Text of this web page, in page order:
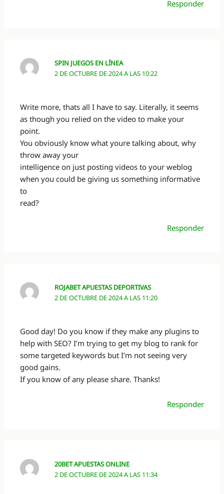
Responder
SPIN JUEGOS EN LÍNEA
2 DE OCTUBRE DE 2024 A LAS 10:22
Write more, thats all I have to say. Literally, it seems
as though you relied on the video to make your
point.
You obviously know what youre talking about, why
throw away your
intelligence on just posting videos to your weblog
when you could be giving us something informative
to
read?
Responder
ROJABET APUESTAS DEPORTIVAS
2 DE OCTUBRE DE 2024 A LAS 11:20
Good day! Do you know if they make any plugins to
help with SEO? I’m trying to get my blog to rank for
some targeted keywords but I’m not seeing very
good gains.
If you know of any please share. Thanks!
Responder
20BET APUESTAS ONLINE
2 DE OCTUBRE DE 2024 A LAS 11:34